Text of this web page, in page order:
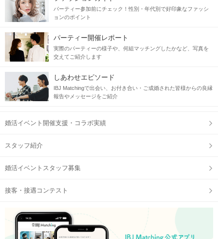
パーティー参加前にチェック！性別・年代別で好印象なファッシ
ョンのポイント
パーティー開催レポート
実際のパーティーの様子や、何組マッチングしたかなど、写真を
交えてご紹介します
しあわせエピソード
IBJ Matchingで出会い、お付き合い・ご成婚された皆様からの良縁
報告やメッセージをご紹介
婚活イベント開催支援・コラボ実績
スタッフ紹介
婚活イベントスタッフ募集
接客・接遇コンテスト